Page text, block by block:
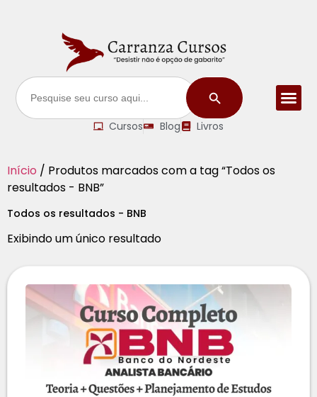
Search
for:
Search Button
Cursos Blog Livros
Início / Produtos marcados com a tag “Todos os
resultados - BNB”
Todos os resultados - BNB
Exibindo um único resultado